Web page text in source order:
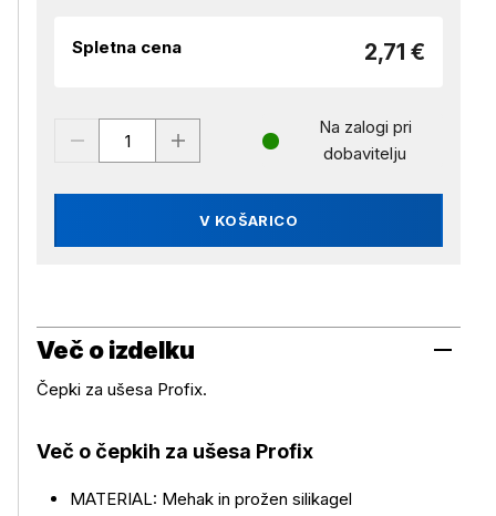
Spletna cena 2,71 €
V KOŠARICO
Na zalogi pri
dobavitelju
Več o izdelku
Čepki za ušesa Profix.
Več o čepkih za ušesa Profix
MATERIAL: Mehak in prožen silikagel